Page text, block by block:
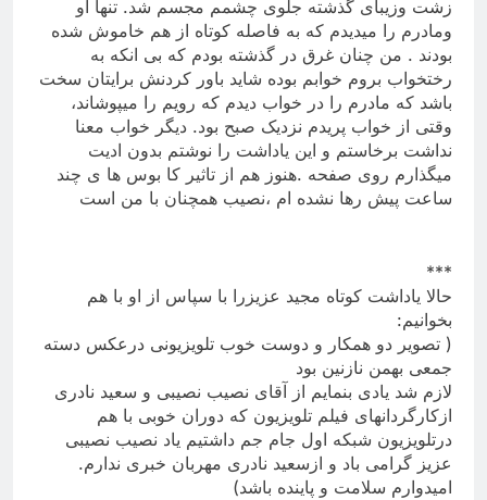
زشت وزیبای گذشته جلوی چشمم مجسم شد. تنها او
ومادرم را میدیدم که به فاصله کوتاه از هم خاموش شده
بودند . من چنان غرق در گذشته بودم که بی انکه به
رختخواب بروم خوابم بوده شاید باور کردنش برایتان سخت
باشد که مادرم را در خواب دیدم که رویم را میپوشاند،
وقتی از خواب پریدم نزدیک صبح بود. دیگر خواب معنا
نداشت برخاستم و این یاداشت را نوشتم بدون ادیت
میگذارم روی صفحه .هنوز هم از تاثیر کا بوس ها ی چند
ساعت پیش رها نشده ام ،نصیب همچنان با من است
***
حالا یاداشت کوتاه مجید عزیزرا با سپاس از او با هم
بخوانیم:
( تصویر دو همکار و دوست خوب تلویزیونی درعکس دسته
جمعی بهمن نازنین بود
لازم شد یادی بنمایم از آقای نصیب نصیبی و سعید نادری
ازکارگردانهای فیلم تلویزیون که دوران خوبی با هم
درتلویزیون شبکه اول جام جم داشتیم یاد نصیب نصیبی
عزیز گرامی باد و ازسعید نادری مهربان خبری ندارم.
امیدوارم سلامت و پاینده باشد)